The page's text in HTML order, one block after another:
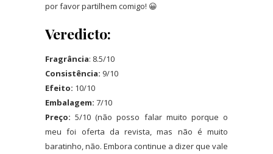
por favor partilhem comigo! 😀
Veredicto:
Fragrância: 8.5/10
Consistência: 9/10
Efeito: 10/10
Embalagem: 7/10
Preço: 5/10 (não posso falar muito porque o
meu foi oferta da revista, mas não é muito
baratinho, não. Embora continue a dizer que vale